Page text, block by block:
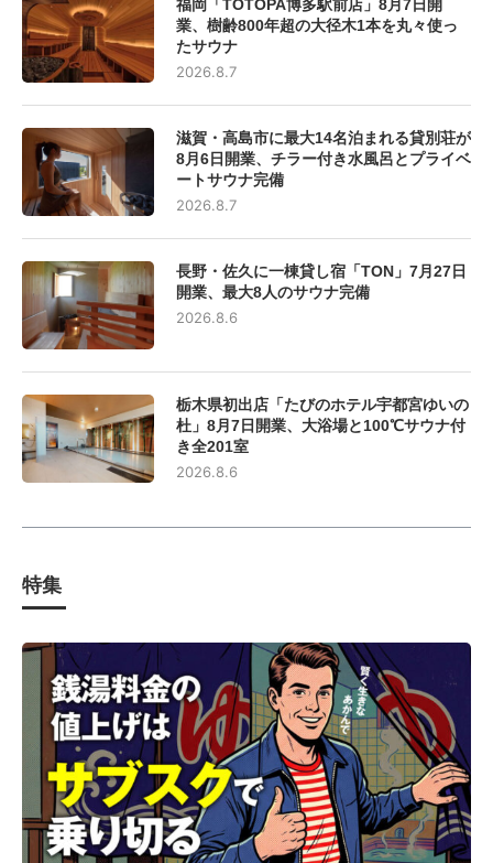
福岡「TOTOPA博多駅前店」8月7日開
業、樹齢800年超の大径木1本を丸々使っ
たサウナ
2026.8.7
滋賀・高島市に最大14名泊まれる貸別荘が
8月6日開業、チラー付き水風呂とプライベ
ートサウナ完備
2026.8.7
長野・佐久に一棟貸し宿「TON」7月27日
開業、最大8人のサウナ完備
2026.8.6
栃木県初出店「たびのホテル宇都宮ゆいの
杜」8月7日開業、大浴場と100℃サウナ付
き全201室
2026.8.6
特集